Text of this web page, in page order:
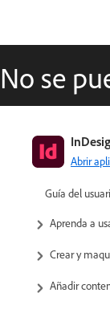
No se
Abrir
Guía del
Aprenda a
Crear y
Añadir